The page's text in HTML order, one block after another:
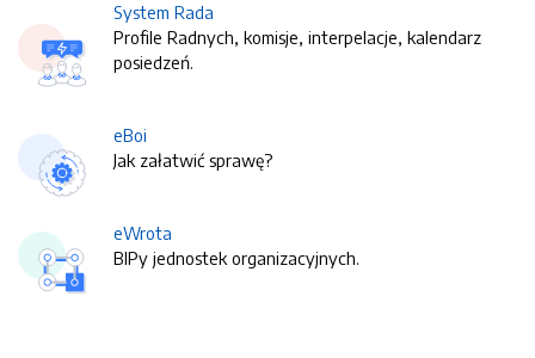
System Rada
Profile Radnych, komisje, interpelacje, kalendarz
posiedzeń.
eBoi
Jak załatwić sprawę?
eWrota
BIPy jednostek organizacyjnych.